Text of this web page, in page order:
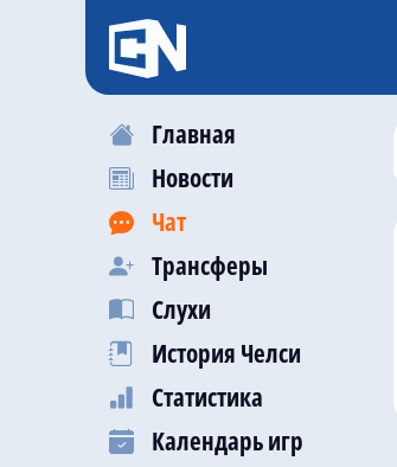
Главная
Новости
Чат
Трансферы
Слухи
История Челси
Статистика
Календарь игр